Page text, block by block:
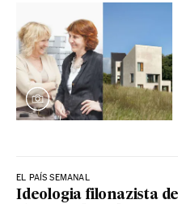
EL PAÍS SEMANAL
Ideologia filonazista